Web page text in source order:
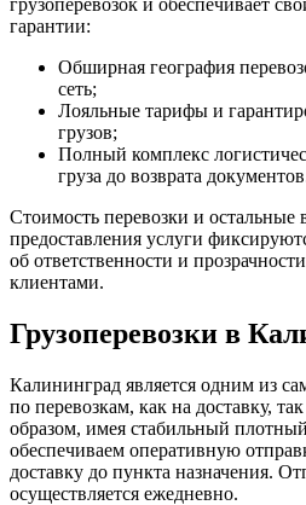
гарантии:
Обширная география
сеть;
Лояльные тарифы и
грузов;
Полный комплекс
груза до возврата
Стоимость перевозки и остальные
предоставления услуги
об ответственности и
клиентами.
Грузоперевозки в
Калининград является одним из
по перевозкам, как на доставку,
образом, имея стабильный
обеспечиваем оперативную
доставку до пункта назначения.
осуществляется ежедневно.